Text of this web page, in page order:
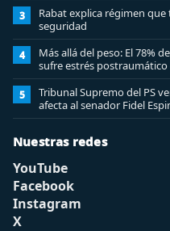
3
Rabat explica régimen
seguridad
4
Más allá del peso: El 78%
sufre estrés
5
Tribunal Supremo del PS
afecta al senador Fidel
Nuestras redes
YouTube
Facebook
Instagram
X